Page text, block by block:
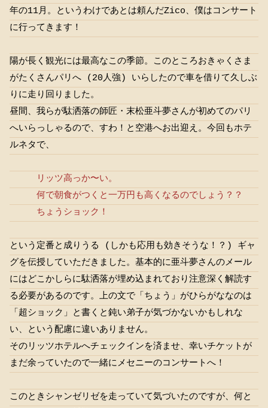
年の11月。というわけであとは頼んだZico、僕はコンサート
に行ってきます！
陽が長く観光には最高なこの季節。このところおきゃくさま
がたくさんパリへ (20人強) いらしたので車を借りて久しぶ
りに走り回りました。
昼間、我らが駄洒落の師匠・末松亜斗夢さんが初めてのパリ
へいらっしゃるので、すわ！と空港へお出迎え。今回もホテ
ルネタで、
リッツ高っか〜い。
何で朝食がつくと一万円も高くなるのでしょう？？
ちょうショック！
という定番と成りうる (しかも応用も効きそうな！？) ギャ
グを伝授していただきました。基本的に亜斗夢さんのメール
にはどこかしらに駄洒落が埋め込まれており注意深く解読す
る必要があるのです。上の文で「ちょう」がひらがななのは
「超ショック」と書くと鈍い弟子が気づかないかもしれな
い、という配慮に違いありません。
そのリッツホテルへチェックインを済ませ、幸いチケットが
まだ余っていたので一緒にメセニーのコンサートへ！
このときシャンゼリゼを走っていて気づいたのですが、何と